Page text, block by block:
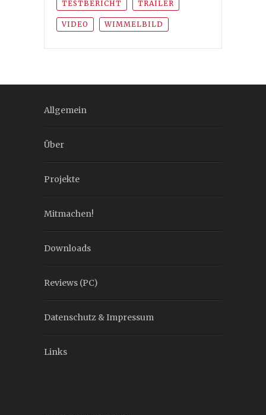
TESTBERICHT TRAILER
VIDEO WIMMELBILD
Allgemein
Über
Projekte
Mitmachen!
Downloads
Reviews (PC)
Datenschutz & Impressum
Links